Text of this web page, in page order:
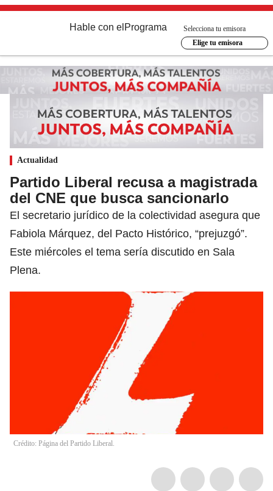
Hable con el Programa
Selecciona tu emisora
Elige tu emisora
Actualidad
Partido Liberal recusa a magistrada
del CNE que busca sancionarlo
El secretario jurídico de la colectividad asegura que
Fabiola Márquez, del Pacto Histórico, “prejuzgó”.
Este miércoles el tema sería discutido en Sala
Plena.
Crédito: Página del Partido Liberal.